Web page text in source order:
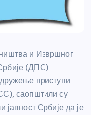
и Извршног
(ДПС)
приступи
саопштили су
јавност Србије да је